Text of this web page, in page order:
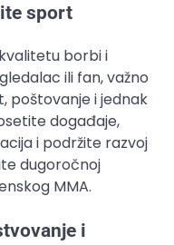
sport
borbi i
ili fan, važno
poštovanje i jednak
događaje,
i podržite razvoj
dugoročnoj
MMA.
i